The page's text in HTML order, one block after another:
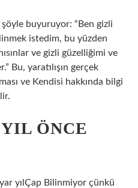
buyuruyor: “Ben gizli
istedim, bu yüzden
ve gizli güzelliğimi ve
Bu, yaratılışın gerçek
ve Kendisi hakkında bilgi
ÖNCE
yılÇap Bilinmiyor çünkü